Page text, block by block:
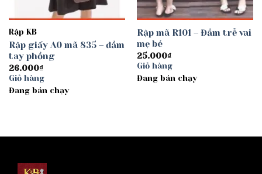
Rập KB
Rập giấy A0 mã 835 – đầm
tay phồng
26.000₫
Giỏ hàng
Đang bán chạy
Rập mã R101 – Đầm trễ vai
mẹ bé
25.000₫
Giỏ hàng
Đang bán chạy